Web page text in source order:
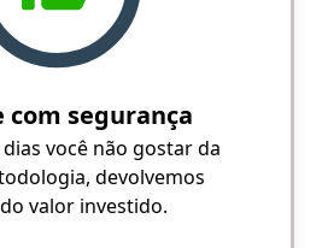
com segurança
dias você não gostar da
devolvemos
valor investido.